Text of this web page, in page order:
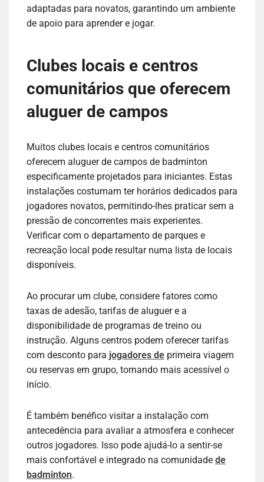
adaptadas para novatos, garantindo um ambiente
de apoio para aprender e jogar.
Clubes locais e centros
comunitários que oferecem
aluguer de campos
Muitos clubes locais e centros comunitários
oferecem aluguer de campos de badminton
especificamente projetados para iniciantes. Estas
instalações costumam ter horários dedicados para
jogadores novatos, permitindo-lhes praticar sem a
pressão de concorrentes mais experientes.
Verificar com o departamento de parques e
recreação local pode resultar numa lista de locais
disponíveis.
Ao procurar um clube, considere fatores como
taxas de adesão, tarifas de aluguer e a
disponibilidade de programas de treino ou
instrução. Alguns centros podem oferecer tarifas
com desconto para jogadores de primeira viagem
ou reservas em grupo, tornando mais acessível o
início.
É também benéfico visitar a instalação com
antecedência para avaliar a atmosfera e conhecer
outros jogadores. Isso pode ajudá-lo a sentir-se
mais confortável e integrado na comunidade de
badminton.